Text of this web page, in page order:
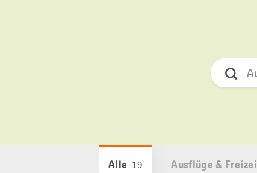
Alle 19 Ausflüge &